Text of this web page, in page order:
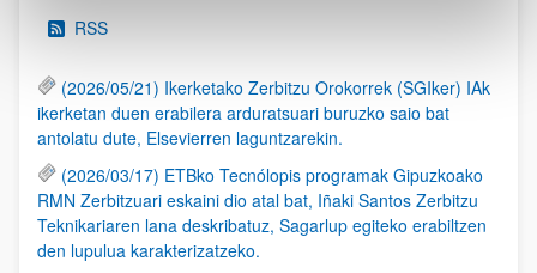
RSS
(2026/05/21) Ikerketako Zerbitzu Orokorrek (SGIker) IAk
ikerketan duen erabilera arduratsuari buruzko saio bat
antolatu dute, Elsevierren laguntzarekin.
(2026/03/17) ETBko Tecnólopis programak Gipuzkoako
RMN Zerbitzuari eskaini dio atal bat, Iñaki Santos Zerbitzu
Teknikariaren lana deskribatuz, Sagarlup egiteko erabiltzen
den lupulua karakterizatzeko.